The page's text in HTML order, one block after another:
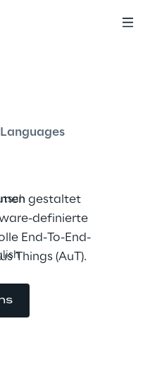
Languages
gestaltet
definierte
End-To-End-
Things (AuT).